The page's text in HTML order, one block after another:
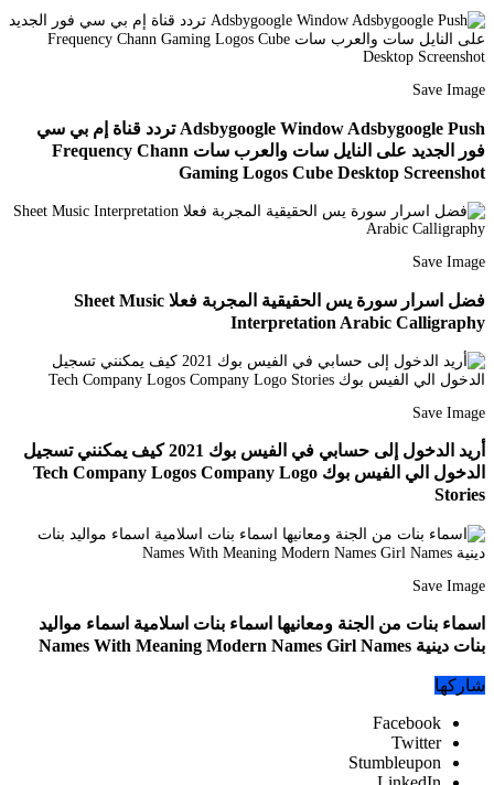
Save Image
Adsbygoogle Window Adsbygoogle Push تردد قناة إم بي سي
فور الجديد على النايل سات والعرب سات Frequency Chann
Gaming Logos Cube Desktop Screenshot
Save Image
فضل اسرار سورة يس الحقيقية المجربة فعلا Sheet Music
Interpretation Arabic Calligraphy
Save Image
أريد الدخول إلى حسابي في الفيس بوك 2021 كيف يمكنني تسجيل
الدخول الي الفيس بوك Tech Company Logos Company Logo
Stories
Save Image
اسماء بنات من الجنة ومعانيها اسماء بنات اسلامية اسماء مواليد
بنات دينية Names With Meaning Modern Names Girl Names
شاركها
Facebook
Twitter
Stumbleupon